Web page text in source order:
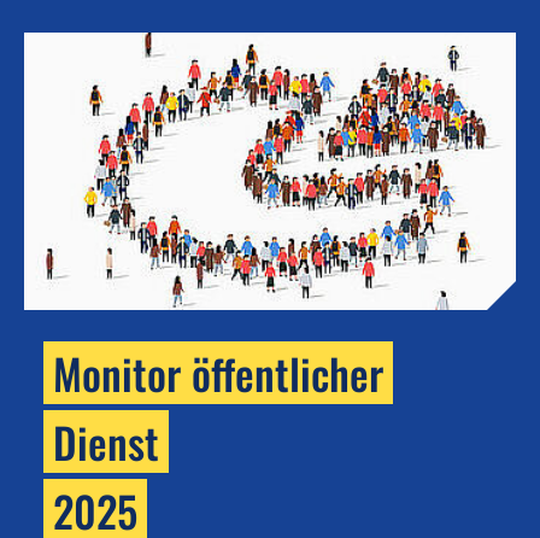
Monitor öffentlicher
Dienst
2025